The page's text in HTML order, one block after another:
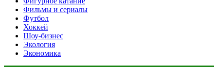
Фильмы и сериалы
Футбол
Хоккей
Шоу-бизнес
Экология
Экономика